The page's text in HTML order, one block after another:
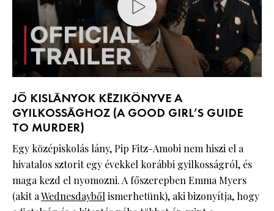
JÓ KISLÁNYOK KÉZIKÖNYVE A
GYILKOSSÁGHOZ (A GOOD GIRL’S GUIDE
TO MURDER)
Egy középiskolás lány, Pip Fitz-Amobi nem hiszi el a
hivatalos sztorit egy évekkel korábbi gyilkosságról, és
maga kezd el nyomozni. A főszerepben Emma Myers
(akit aWednesdaybőlismerhetünk), aki bizonyítja, hogy